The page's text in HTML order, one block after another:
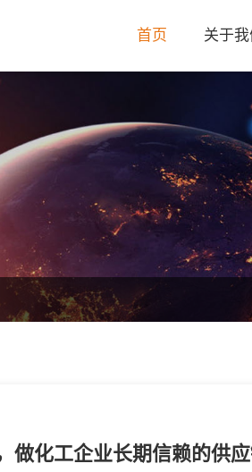
首页 关于我
公司简介
荣誉资质
做化工企业长期信赖的供